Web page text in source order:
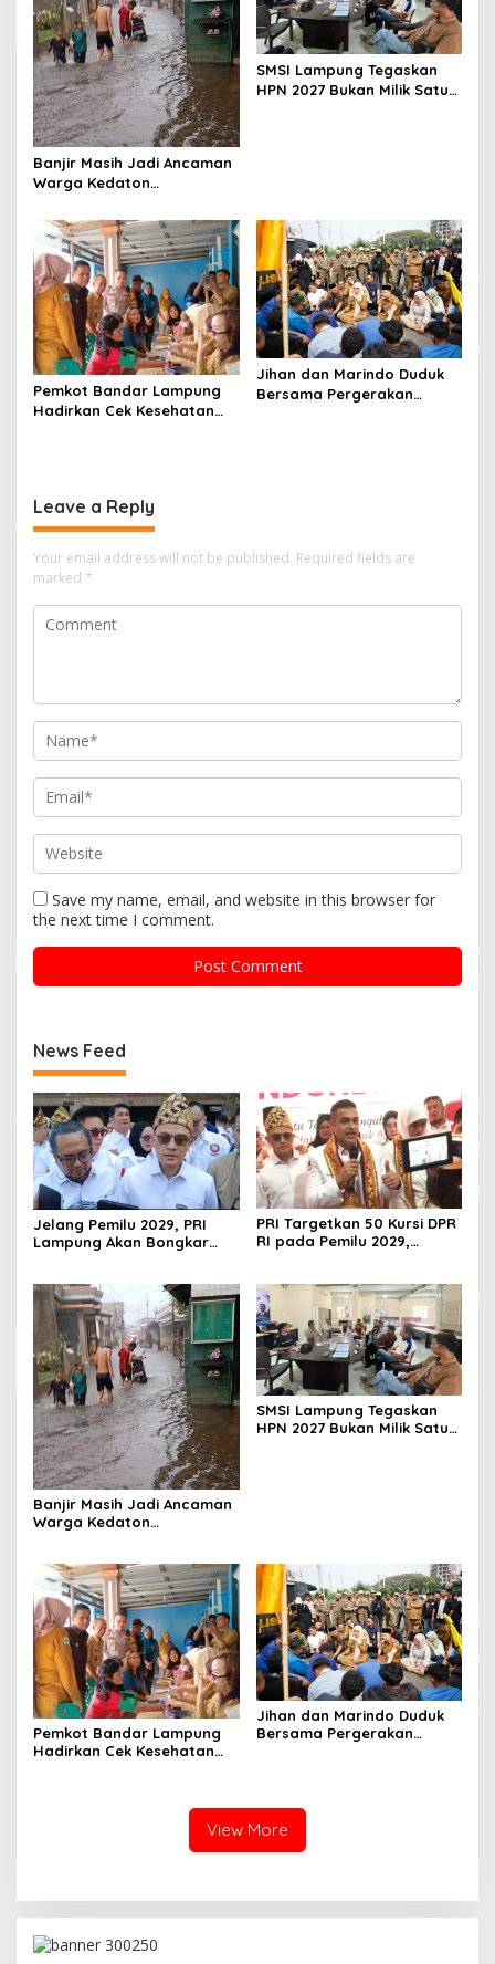
Banjir Masih Jadi Ancaman
Warga Kedaton
SMSI Lampung Tegaskan
HPN 2027 Bukan Milik Satu
Pemkot Bandar Lampung
Hadirkan Cek Kesehatan
Jihan dan Marindo Duduk
Bersama Pergerakan
Leave a Reply
Your email address will not be published. Required fields are
marked *
Save my name, email, and website in this browser for
the next time I comment.
News Feed
Jelang Pemilu 2029, PRI
Lampung Akan Bongkar
PRI Targetkan 50 Kursi DPR
RI pada Pemilu 2029,
Banjir Masih Jadi Ancaman
Warga Kedaton
SMSI Lampung Tegaskan
HPN 2027 Bukan Milik Satu
Pemkot Bandar Lampung
Hadirkan Cek Kesehatan
Jihan dan Marindo Duduk
Bersama Pergerakan
View More